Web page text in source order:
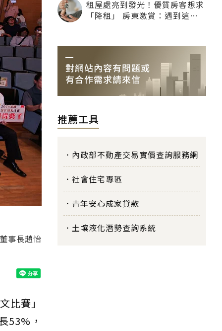
事長趙怡
比賽」
53%，
租屋處亮到發光！優質房客想求
「降租」 房東激賞：遇到這種
推薦工具
內政部不動產交易實價查詢服務網
社會住宅專區
青年安心成家貸款
土壤液化潛勢查詢系統